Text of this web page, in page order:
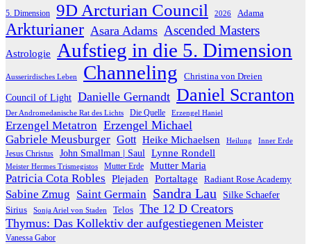
5. Dimension 9D Arcturian Council 2026 Adama
Arkturianer Asara Adams Ascended Masters
Astrologie Aufstieg in die 5. Dimension
Ausserirdisches Leben Channeling Christina von Dreien
Council of Light Danielle Gernandt Daniel Scranton
Der Andromedanische Rat des Lichts Die Quelle Erzengel Haniel
Erzengel Metatron Erzengel Michael
Gabriele Meusburger Gott Heike Michaelsen Heilung Inner Erde
Jesus Christus John Smallman | Saul Lynne Rondell
Meister Hermes Trismegistos Mutter Erde Mutter Maria
Patricia Cota Robles Plejaden Portaltage Radiant Rose Academy
Sabine Zmug Saint Germain Sandra Lau Silke Schaefer
Sirius Sonja Ariel von Staden Telos The 12 D Creators
Thymus: Das Kollektiv der aufgestiegenen Meister
Vanessa Gabor